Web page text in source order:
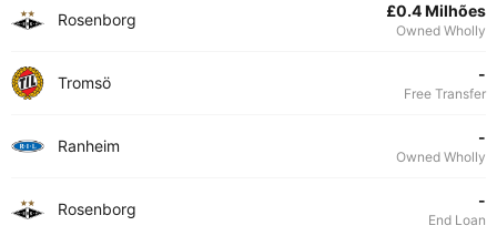
Rosenborg £0.4 Milhões
Owned Wholly
Tromsö -
Free Transfer
Ranheim -
Owned Wholly
Rosenborg -
End Loan